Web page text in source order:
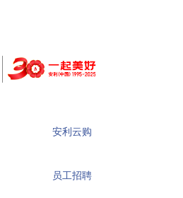
安利云购
员工招聘